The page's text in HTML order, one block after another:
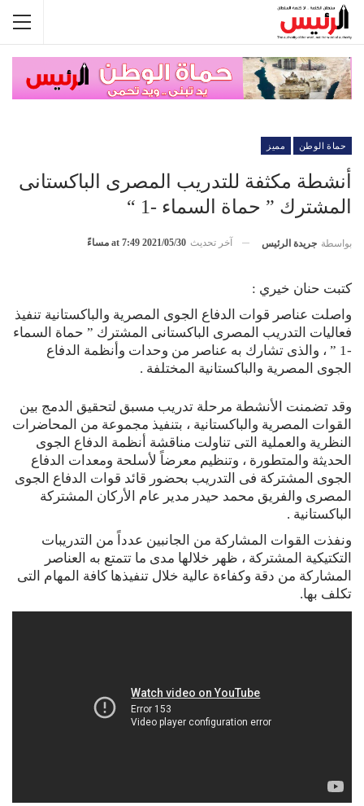
حماة الوطن مميز
أنشطة مكثفة للتدريب المصرى الباكستانى
المشترك ” حماة السماء -1 “
بواسطة جريدة الرئيس آخر تحديث 2021/05/30 at 7:49 مساءً
كتبت حنان خيري :
واصلت عناصر قوات الدفاع الجوى المصرية والباكستانية تنفيذ
فعاليات التدريب المصرى الباكستانى المشترك ” حماة السماء
-1 ” ، والذى تشارك به عناصر من وحدات وأنظمة الدفاع
الجوى المصرية والباكستانية المختلفة .
وقد تضمنت الأنشطة مرحلة تدريب مسبق لتحقيق الدمج بين
القوات المصرية والباكستانية ، بتنفيذ مجموعة من المحاضرات
النظرية والعملية التى تناولت مناقشة أنظمة الدفاع الجوى
الحديثة والمتطورة ، وتنظيم معرضاً لأسلحة ومعدات الدفاع
الجوى المشتركة فى التدريب بحضور قائد قوات الدفاع الجوى
المصرى والفريق محمد حيدر مدير عام الأركان المشتركة
الباكستانية .
ونفذت القوات المشاركة من الجانبين عدداً من التدريبات
التكتيكية المشتركة ، ظهر خلالها مدى ما تتمتع به العناصر
المشاركة من دقة وكفاءة عالية خلال تنفيذها كافة المهام التى
تكلف بها.